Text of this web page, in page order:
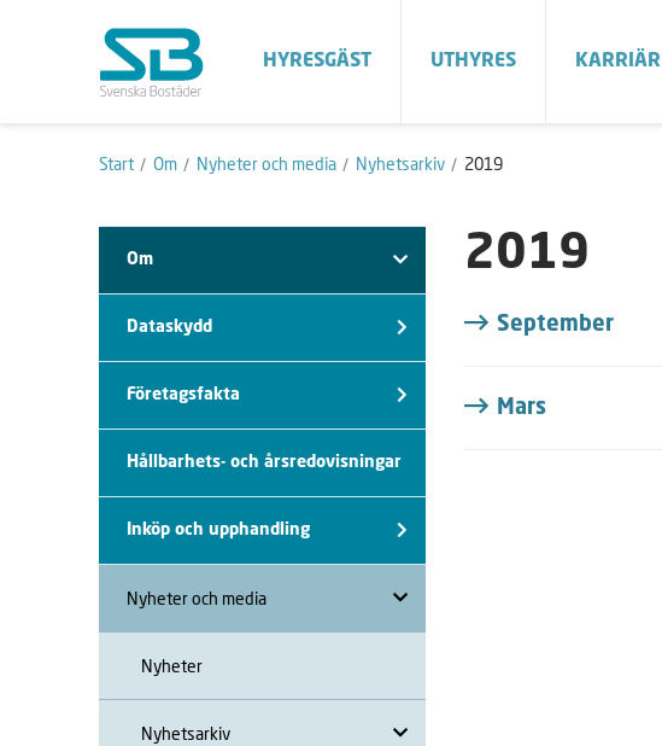
HYRESGÄST UTHYRES KARRIÄR
Start Om Nyheter och media Nyhetsarkiv 2019
Om
Dataskydd
Företagsfakta
Hållbarhets- och årsredovisningar
Inköp och upphandling
Nyheter och media
Nyheter
Nyhetsarkiv
2019
September
Mars